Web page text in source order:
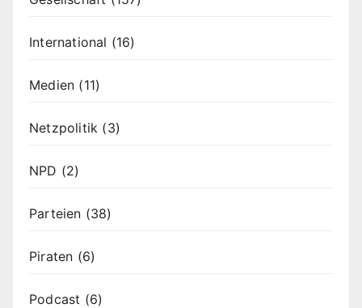
International (16)
Medien (11)
Netzpolitik (3)
NPD (2)
Parteien (38)
Piraten (6)
Podcast (6)